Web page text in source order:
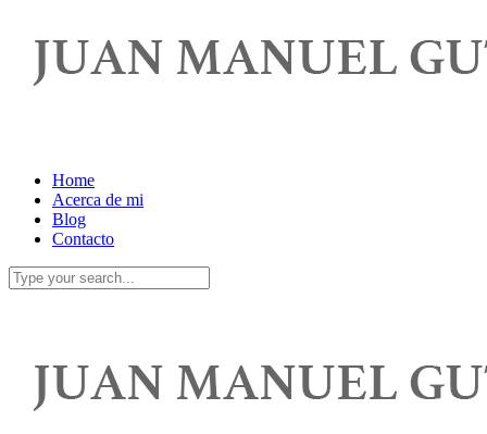
Home
Acerca de mi
Blog
Contacto